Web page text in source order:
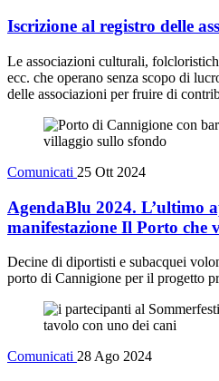
Iscrizione al registro delle
Le associazioni culturali,
ecc. che operano senza scopo di
delle associazioni per fruire di
Comunicati 25 Ott 2024
AgendaBlu 2024. L’ultimo
manifestazione Il Porto che
Decine di diportisti e subacquei
porto di Cannigione per il progetto
Comunicati 28 Ago 2024